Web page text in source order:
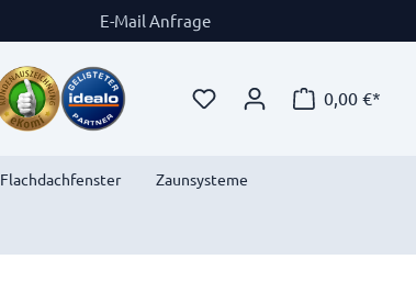
E-Mail Anfrage
0,00 €*
Flachdachfenster Zaunsysteme